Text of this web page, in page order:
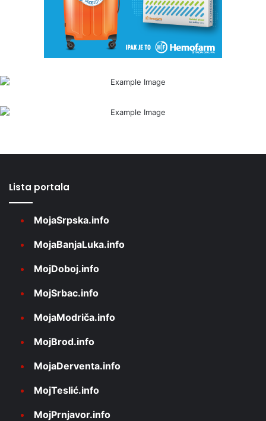
Lista portala
MojaSrpska.info
MojaBanjaLuka.info
MojDoboj.info
MojSrbac.info
MojaModriča.info
MojBrod.info
MojaDerventa.info
MojTeslić.info
MojPrnjavor.info